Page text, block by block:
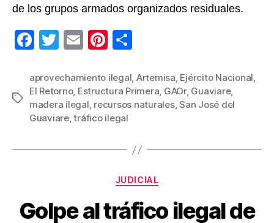
de los grupos armados organizados residuales.
F
c
e
b
o
T
tt
er
E
ail
Pi
er
e
st
m
p
Etiquetas
aprovechamiento ilegal, Artemisa, Ejército Nacional,
El Retorno, Estructura Primera, GAOr, Guaviare,
madera ilegal, recursos naturales,San José del
Guaviare,tráfico ilegal
Categorías
JUDICIAL
Golpe al tráfico ilegal de